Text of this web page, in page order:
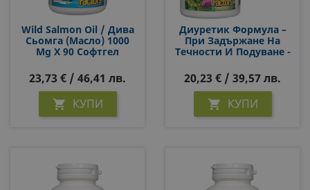
Wild Salmon Oil / Дива
Сьомга (масло) 1000
Mg Х 90 Софтгел
23,73 € / 46,41 лв.
 КУПИ
Диуретик Формула –
При Задържане На
Течности И Подуване -
Естествен Диуретичен
Ефект, 90 Капсули
20,23 € / 39,57 лв.
 КУПИ